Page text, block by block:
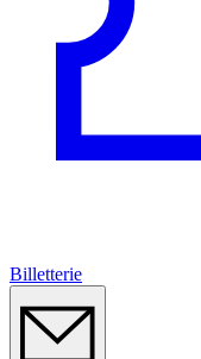
Billetterie